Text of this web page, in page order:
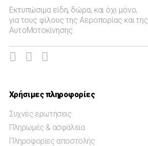
Spitfire MJ755
AH-64 Apache
Πολιτική Αεροπορία
Ελληνική Αεροπορική Ισχύς
Ημερολόγια Τοίχου
Βιβλία - Άλμπουμ
Aυτοκόλλητα
Εκτυπώσιμα είδη, δώρα, και όχι μόνο,
για τους φίλους της Αεροπορίας και της
ΑυτοΜοτοκίνησης.
Χρήσιμες πληροφορίες
Συχνές ερωτήσεις
Πληρωμές & ασφάλεια
Πληροφορίες αποστολής